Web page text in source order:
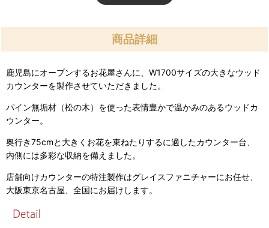
商品詳細
鹿児島にオープンするお花屋さんに、W1700サイズの大きなウッド
カウンターを製作させていただきました。
パイン無垢材（松の木）を使った表情豊かで温かみのあるウッドカ
ウンター。
奥行き75cmと大きくお花を束ねたりするに適したカウンター台、
内側には多彩な収納を備えました。
店舗向けカウンターの特注製作はグレイスファニチャーにお任せ、
大阪東京名古屋、全国にお届けします。